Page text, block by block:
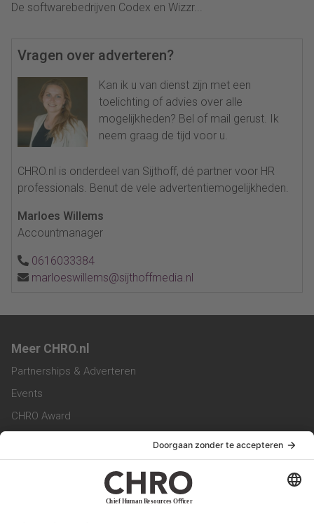
De softwarebedrijven Codex en Wizzr...
Vragen over adverteren?
Kan ik u van dienst zijn met een
toelichting of advies over alle
mogelijkheden? Bel of mail gerust. Ik
neem graag de tijd voor u.
CHRO.nl is onderdeel van Sijthoff, dé partner voor HR
professionals. Benut de vele advertentiemogelijkheden.
Marloes Willems
Accountmanager
0616033384
marloeswillems@sijthoffmedia.nl
Meer CHRO.nl
Partnerships & Adverteren
Events
CHRO Award
CHRO Magazine
Service & Contact